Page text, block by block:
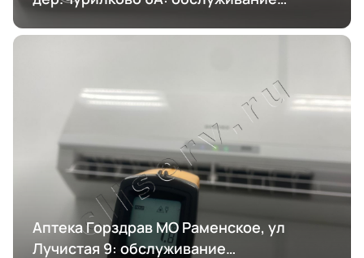
Аптека Горздрав МО Раменское, ул
Лучистая 9: обслуживание